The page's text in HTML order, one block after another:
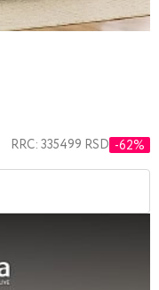
RRC: 335499 RSD -62%